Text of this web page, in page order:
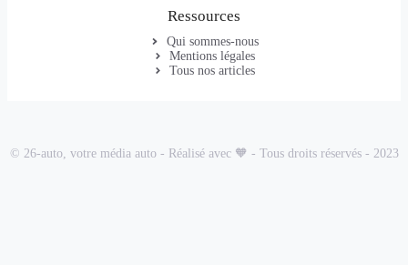
Ressources
Qui sommes-nous
Mentions légales
Tous nos articles
© 26-auto, votre média auto - Réalisé avec 🧡 - Tous droits réservés - 2023